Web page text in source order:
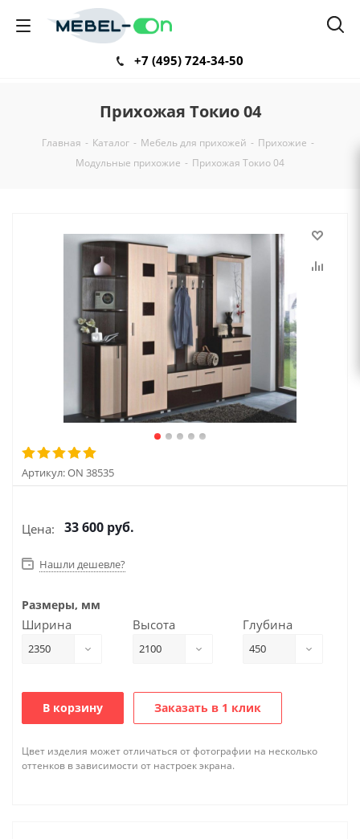
+7 (495) 724-34-50
Прихожая Токио 04
Главная - Каталог - Мебель для прихожей - Прихожие -
Модульные прихожие - Прихожая Токио 04
Артикул:ON 38535
Цена: 33 600 руб.
Нашли дешевле?
Размеры, мм
Ширина
2350
Высота
2100
Глубина
450
В корзину Заказать в 1 клик
Цвет изделия может отличаться от фотографии на несколько
оттенков в зависимости от настроек экрана.